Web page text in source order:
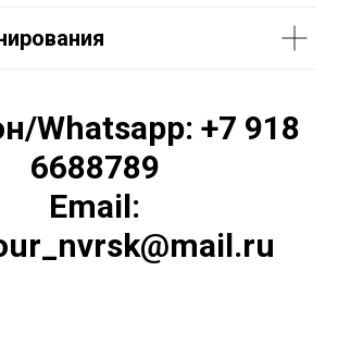
Whatsapp: +7 918
6688789
Email: